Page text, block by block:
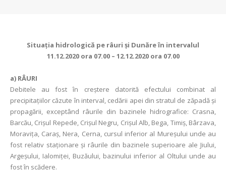
Situaţia hidrologică pe râuri şi Dunăre în intervalul
11.12.2020 ora 07.00 – 12.12.2020 ora 07.00
a) RÂURI
Debitele au fost în creştere datorită efectului combinat al
precipitaţiilor căzute în interval, cedării apei din stratul de zăpadă şi
propagării, exceptând râurile din bazinele hidrografice: Crasna,
Barcău, Crișul Repede, Crișul Negru, Crișul Alb, Bega, Timiș, Bârzava,
Moravița, Caraș, Nera, Cerna, cursul inferior al Mureșului unde au
fost relativ staționare și râurile din bazinele superioare ale Jiului,
Argeșului, Ialomiței, Buzăului, bazinului inferior al Oltului unde au
fost în scădere.